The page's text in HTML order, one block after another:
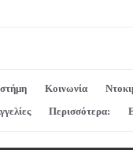
Κοινωνία
Περισσότερα: